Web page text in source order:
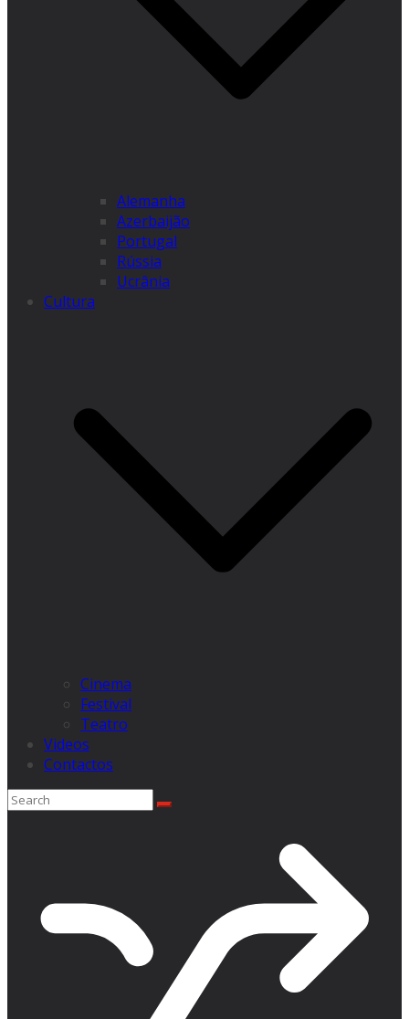
Alemanha
Azerbaijão
Portugal
Rússia
Ucrânia
Cultura
Cinema
Festival
Teatro
Videos
Contactos